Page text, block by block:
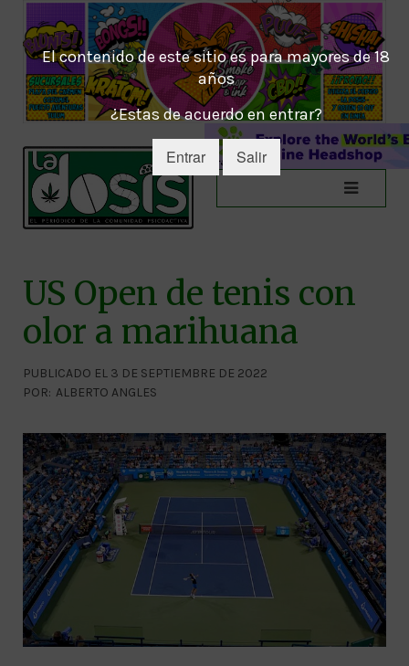
El contenido de este sitio es para mayores de 18
años
¿Estas de acuerdo en entrar?
Entrar Salir
US Open de tenis con
olor a marihuana
PUBLICADO EL 3 DE SEPTIEMBRE DE 2022
POR: ALBERTO ANGLES